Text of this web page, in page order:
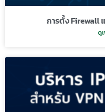
การตั้ง Firewall
ดู